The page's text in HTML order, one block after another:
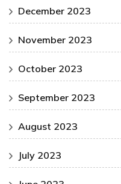
December 2023
November 2023
October 2023
September 2023
August 2023
July 2023